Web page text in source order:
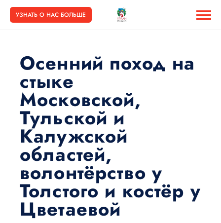
УЗНАТЬ О НАС БОЛЬШЕ
Осенний поход на
стыке
Московской,
Тульской и
Калужской
областей,
волонтёрство у
Толстого и костёр у
Цветаевой